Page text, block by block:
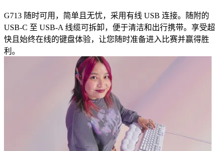
G713 随时可用，简单且无忧，采用有线 USB 连接。随附的
USB-C 至 USB-A 线缆可拆卸，便于清洁和出行携带。享受超
快且始终在线的键盘体验，让您随时准备进入比赛并赢得胜
利。